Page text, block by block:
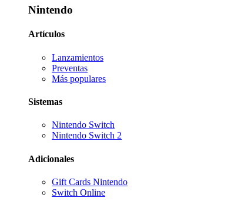
Nintendo
Artículos
Lanzamientos
Preventas
Más populares
Sistemas
Nintendo Switch
Nintendo Switch 2
Adicionales
Gift Cards Nintendo
Switch Online